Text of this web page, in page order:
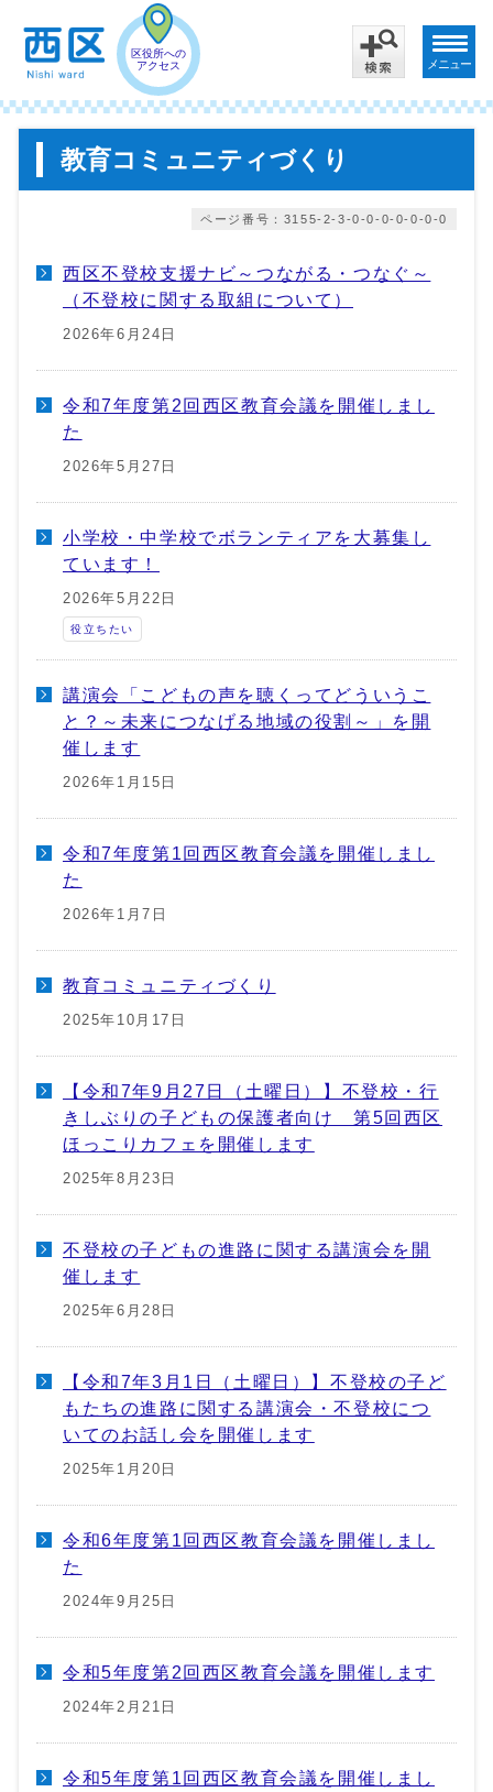
区役所への
アクセス
メニュー
教育コミュニティづくり
ページ番号：3155-2-3-0-0-0-0-0-0-0
西区不登校支援ナビ～つながる・つなぐ～
（不登校に関する取組について）
2026年6月24日
令和7年度第2回西区教育会議を開催しまし
た
2026年5月27日
小学校・中学校でボランティアを大募集し
ています！
2026年5月22日
役立ちたい
講演会「こどもの声を聴くってどういうこ
と？～未来につなげる地域の役割～」を開
催します
2026年1月15日
令和7年度第1回西区教育会議を開催しまし
た
2026年1月7日
教育コミュニティづくり
2025年10月17日
【令和7年9月27日（土曜日）】不登校・行
きしぶりの子どもの保護者向け 第5回西区
ほっこりカフェを開催します
2025年8月23日
不登校の子どもの進路に関する講演会を開
催します
2025年6月28日
【令和7年3月1日（土曜日）】不登校の子ど
もたちの進路に関する講演会・不登校につ
いてのお話し会を開催します
2025年1月20日
令和6年度第1回西区教育会議を開催しまし
た
2024年9月25日
令和5年度第2回西区教育会議を開催します
2024年2月21日
令和5年度第1回西区教育会議を開催しまし